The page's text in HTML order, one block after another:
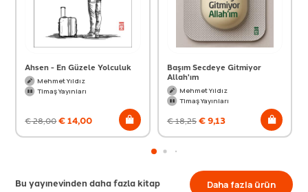
Ahsen - En Güzele Yolculuk
Mehmet Yıldız
Timaş Yayınları
€28,00€14,00
Başım Secdeye Gitmiyor
Allah'ım
Mehmet Yıldız
Timaş Yayınları
€18,25€9,13
Bu yayınevinden daha fazla kitap Daha fazla ürün